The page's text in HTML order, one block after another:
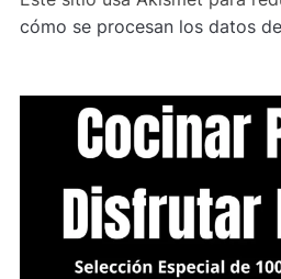
cómo se procesan los datos